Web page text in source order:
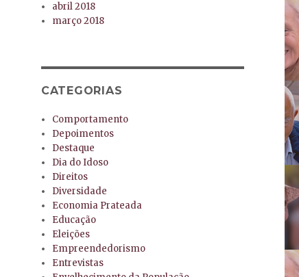
abril 2018
março 2018
CATEGORIAS
Comportamento
Depoimentos
Destaque
Dia do Idoso
Direitos
Diversidade
Economia Prateada
Educação
Eleições
Empreendedorismo
Entrevistas